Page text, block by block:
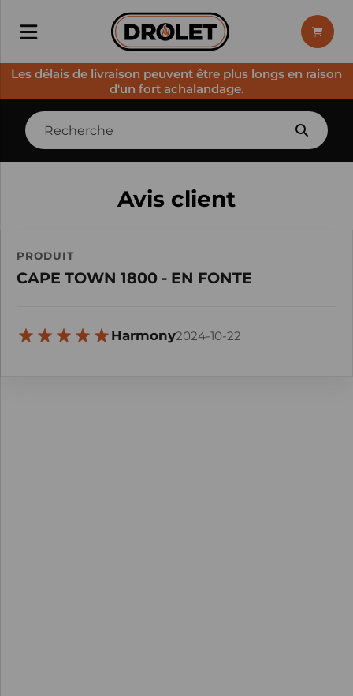
Les délais de livraison peuvent être plus longs en raison
d'un fort achalandage.
Avis client
PRODUIT
CAPE TOWN 1800 - EN FONTE
Harmony2024-10-22